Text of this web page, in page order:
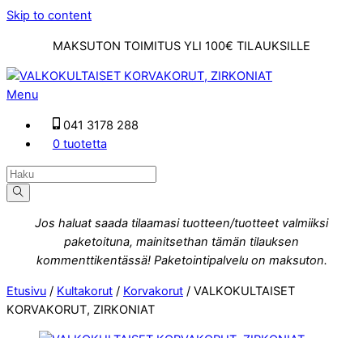
Skip to content
MAKSUTON TOIMITUS YLI 100€ TILAUKSILLE
Menu
041 3178 288
0 tuotetta
Jos haluat saada tilaamasi tuotteen/tuotteet valmiiksi
paketoituna, mainitsethan tämän tilauksen
kommenttikentässä! Paketointipalvelu on maksuton.
Etusivu / Kultakorut / Korvakorut / VALKOKULTAISET
KORVAKORUT, ZIRKONIAT